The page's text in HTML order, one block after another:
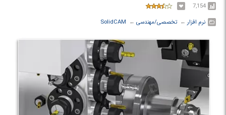
7,154
نرم افزار ← ‏تخصصی/مهندسی ← ‏
SolidCAM